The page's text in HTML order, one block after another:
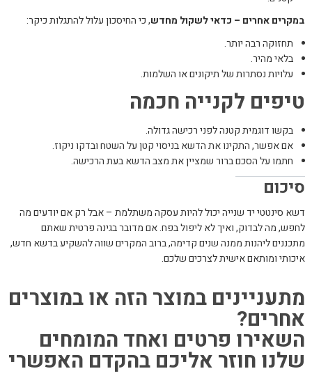
במקרים אחרים – כדאי לשקול מחדש, כי החיסכון עלול להתגלות כיקר:
תחזוקה רבה יותר.
בלאי מהיר.
עלויות נסתרות של תיקונים או השלמות.
טיפים לקנייה חכמה
בקשו דוגמית קטנה לפני רכישה גדולה.
אם אפשר, התקינו את הדשא בניסוי קטן על השטח ובדקו ניקוז.
חתמו על הסכם ברור שמציין את מצב הדשא בעת הרכישה.
סיכום
דשא סינטטי יד שנייה יכול להיות עסקה משתלמת – אבל רק אם יודעים מה
לחפש, מה לבדוק, ואיך לא ליפול בפח. אם מדובר בגינה פרטית שאתם
מתכננים ליהנות ממנה שנים קדימה, ברוב המקרים שווה להשקיע בדשא חדש,
איכותי ומותאם אישית לצרכים שלכם.
מתעניינים במוצר הזה או במוצרים
אחרים?
השאירו פרטים ואחד המומחים
שלנו חוזר אליכם בהקדם האפשרי